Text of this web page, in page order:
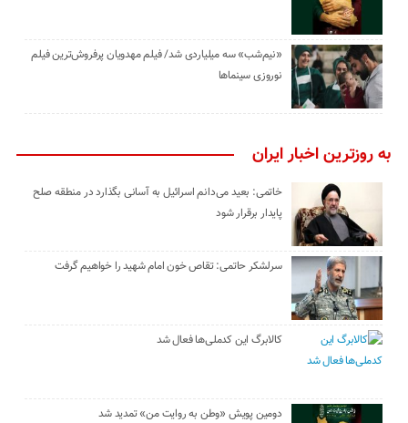
«نیم‌شب» سه میلیاردی شد/ فیلم مهدویان پرفروش‌ترین فیلم
نوروزی سینماها
به روزترین اخبار ایران
خاتمی: بعید می‌دانم اسرائیل به آسانی بگذارد در منطقه صلح
پایدار برقرار شود
سرلشکر حاتمی: تقاص خون امام شهید را خواهیم گرفت
کالابرگ این کدملی‌ها فعال شد
دومین پویش «وطن به روایت من» تمدید شد